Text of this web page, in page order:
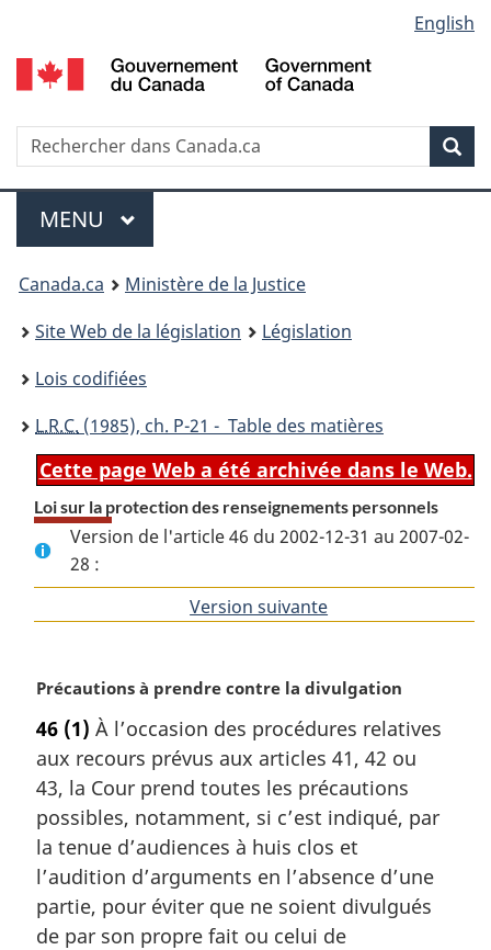
au
contenu
propos
de
la
HTML
simplifiée
selection
English
Recherche
Menu
MENU PRINCIPAL
You
are
here:
Canada.ca
Ministère de la Justice
Site Web de la législation
Législation
Lois codifiées
L.R.C. (1985), ch. P-21 - Table des matières
Cette page Web a été archivée dans le Web.
Loi sur la protection des renseignements personnels
Version de l'article 46 du 2002-12-31 au 2007-02-
28 :
Version suivante
N
t
e
m
a
r
g
i
n
a
Précautions à prendre contre la divulgation
46 (1) À l’occasion des procédures relatives
aux recours prévus aux articles 41, 42 ou
43, la Cour prend toutes les précautions
possibles, notamment, si c’est indiqué, par
la tenue d’audiences à huis clos et
l’audition d’arguments en l’absence d’une
partie, pour éviter que ne soient divulgués
de par son propre fait ou celui de